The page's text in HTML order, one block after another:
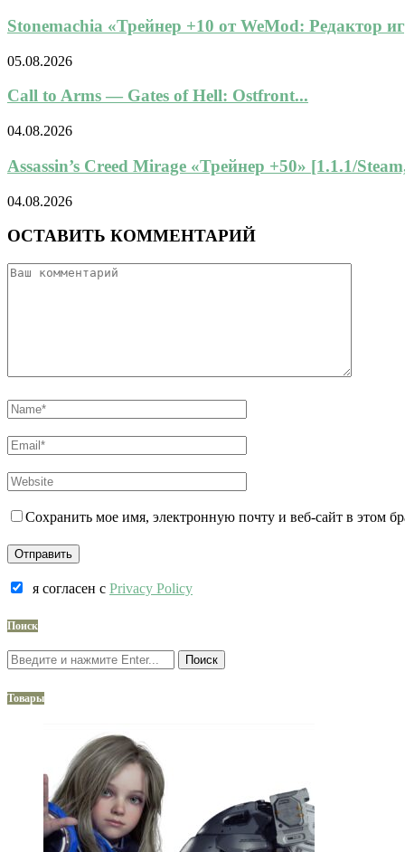
Stonemachia «Трейнер +10 от WeMod: Редактор
05.08.2026
Call to Arms — Gates of Hell: Ostfront...
04.08.2026
Assassin’s Creed Mirage «Трейнер +50» [1.1.1/
04.08.2026
ОСТАВИТЬ КОММЕНТАРИЙ
Сохранить мое имя, электронную почту и веб-сайт в этом
я согласен c Privacy Policy
Поиск
Поиск
Товары